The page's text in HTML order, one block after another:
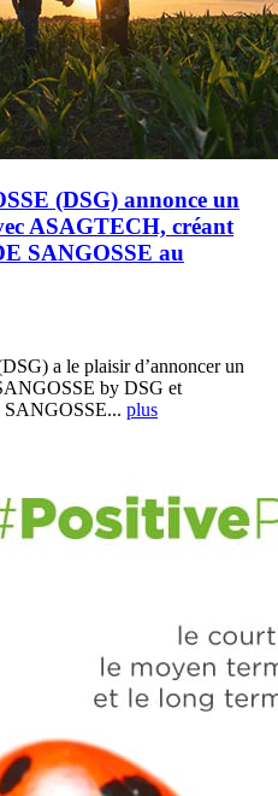
(DSG) annonce un
ASAGTECH, créant
SANGOSSE au
a le plaisir d’annoncer un
by DSG et
plus